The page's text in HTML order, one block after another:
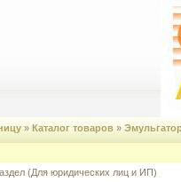
» Каталог товаров»
(Для юридических лиц и ИП)